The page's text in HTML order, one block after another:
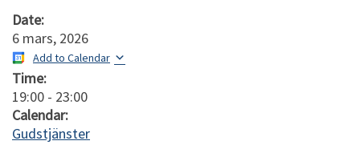
Date:
6 mars, 2026
Add to Calendar
Time:
19:00 - 23:00
Calendar:
Gudstjänster